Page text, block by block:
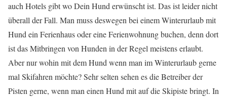
auch Hotels gibt wo Dein Hund erwünscht ist. Das ist leider nicht
überall der Fall. Man muss deswegen bei einem Winterurlaub mit
Hund ein Ferienhaus oder eine Ferienwohnung buchen, denn dort
ist das Mitbringen von Hunden in der Regel meistens erlaubt.
Aber nur wohin mit dem Hund wenn man im Winterurlaub gerne
mal Skifahren möchte? Sehr selten sehen es die Betreiber der
Pisten gerne, wenn man einen Hund mit auf die Skipiste bringt. In